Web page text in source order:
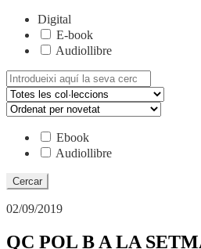
Digital
E-book
Audiollibre
Cerca:
Ebook
Audiollibre
02/09/2019
QC POL B A LA